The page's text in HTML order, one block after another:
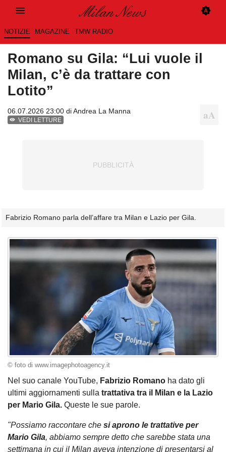
NOTIZIE MAGAZINE TMW RADIO
Romano su Gila: “Lui vuole il
Milan, c’è da trattare con
Lotito”
06.07.2026 23:00 diAndrea La Manna
VEDI LETTURE
Fabrizio Romano parla dell’affare tra Milan e Lazio per Gila.
© foto di www.imagephotoagency.it
Nel suo canale YouTube, Fabrizio Romano ha dato gli
ultimi aggiornamenti sulla trattativa tra il Milan e la Lazio
per Mario Gila. Queste le sue parole.
"Possiamo raccontare che si aprono le trattative per
Mario Gila, abbiamo sempre detto che sarebbe stata una
settimana in cui il Milan aveva intenzione di presentarsi al